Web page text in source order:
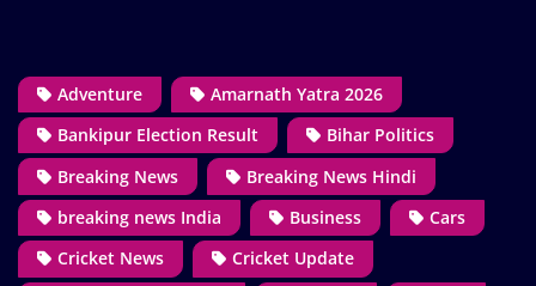
Adventure
Amarnath Yatra 2026
Bankipur Election Result
Bihar Politics
Breaking News
Breaking News Hindi
breaking news India
Business
Cars
Cricket News
Cricket Update